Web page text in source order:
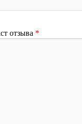
отзыва *